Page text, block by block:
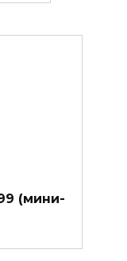
(мини-